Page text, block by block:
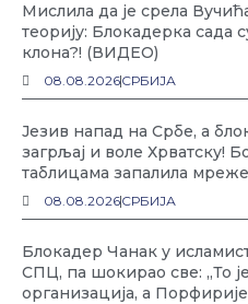
Мислила да је срела
теорију: Блокадерка
клона?! (ВИДЕО)
08.08.2026СРБИЈА
Језив напад на Србе, а
загрљај и воле Хрватску!
таблицама запалила
08.08.2026СРБИЈА
Блокадер Чанак у
СПЦ, па шокирао све: „То
организација, а